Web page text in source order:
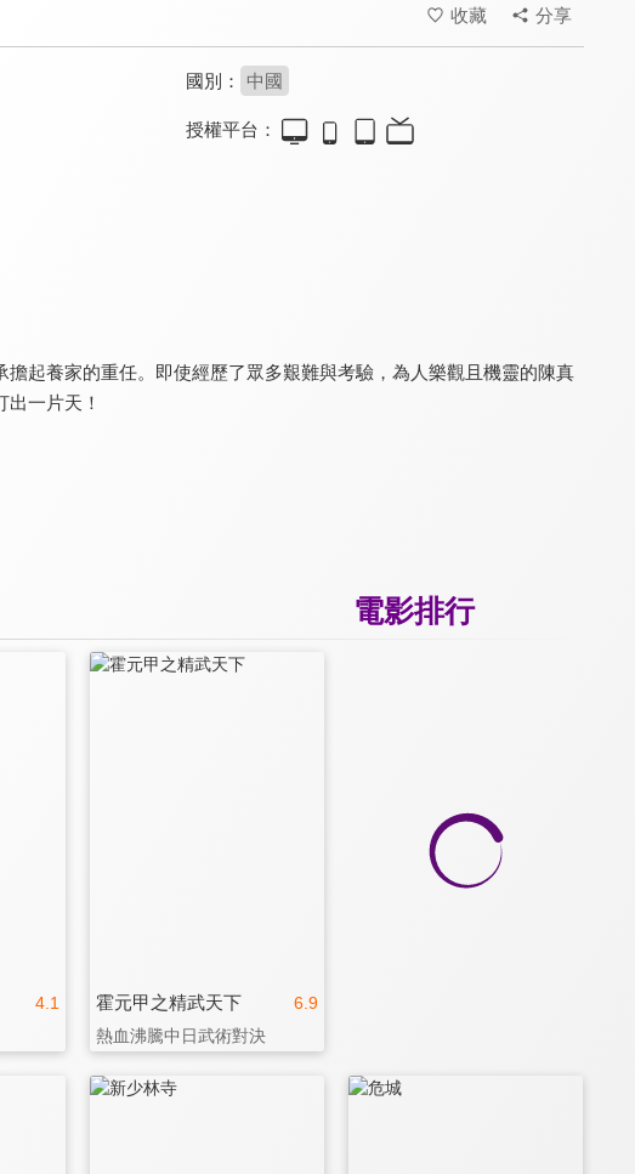
收藏 分享
國別： 中國
授權平台：
起養家的重任。即使經歷了眾多艱難與考驗，為人樂觀且機靈的陳真
一片天！
電影排行
4.1 6.9
霍元甲之精武天下
熱血沸騰中日武術對決